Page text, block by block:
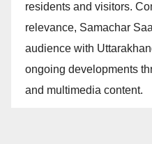
residents and visitors.
relevance, Samachar
audience with
ongoing developments
and multimedia content.